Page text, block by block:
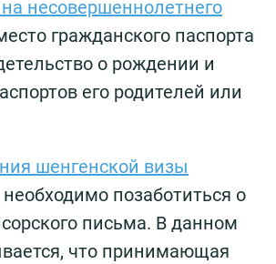
несовершеннолетнего
гражданского паспорта
о рождении и
его родителей или
шенгенской визы
необходимо позаботиться о
письма. В данном
что принимающая